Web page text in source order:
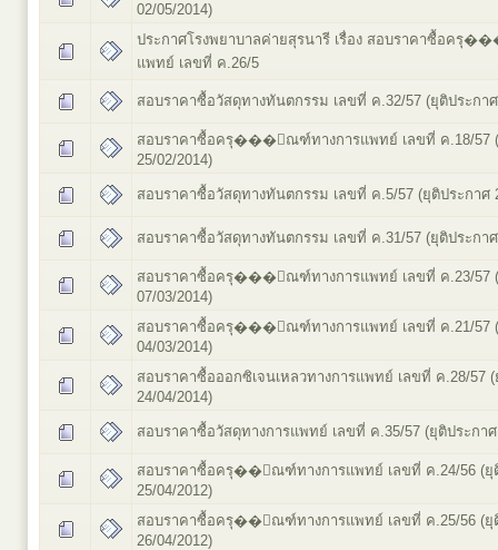
02/05/2014)
ประกาศโรงพยาบาลค่ายสุรนารี เรื่อง สอบราคาซื้อครุ
แพทย์ เลขที่ ค.26/5
สอบราคาซื้อวัสดุทางทันตกรรม เลขที่ ค.32/57 (ยุติประกาศ
สอบราคาซื้อครุ���ัณฑ์ทางการแพทย์ เลขที่ ค.18/57 (
25/02/2014)
สอบราคาซื้อวัสดุทางทันตกรรม เลขที่ ค.5/57 (ยุติประกาศ
สอบราคาซื้อวัสดุทางทันตกรรม เลขที่ ค.31/57 (ยุติประกาศ
สอบราคาซื้อครุ���ัณฑ์ทางการแพทย์ เลขที่ ค.23/57 (
07/03/2014)
สอบราคาซื้อครุ���ัณฑ์ทางการแพทย์ เลขที่ ค.21/57 (
04/03/2014)
สอบราคาซื้อออกซิเจนเหลวทางการแพทย์ เลขที่ ค.28/57
24/04/2014)
สอบราคาซื้อวัสดุทางการแพทย์ เลขที่ ค.35/57 (ยุติประกาศ
สอบราคาซื้อครุ��ัณฑ์ทางการแพทย์ เลขที่ ค.24/56 (ยุ
25/04/2012)
สอบราคาซื้อครุ��ัณฑ์ทางการแพทย์ เลขที่ ค.25/56 (ยุ
26/04/2012)